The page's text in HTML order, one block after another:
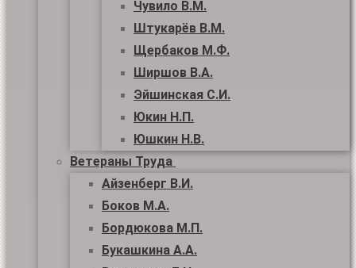
Чувило В.М.
Штукарёв В.М.
Щербаков М.Ф.
Ширшов В.А.
Эйшинская С.И.
Юкин Н.П.
Юшкин Н.В.
Ветераны Труда
Айзенберг В.И.
Боков М.А.
Бордюкова М.П.
Букашкина А.А.